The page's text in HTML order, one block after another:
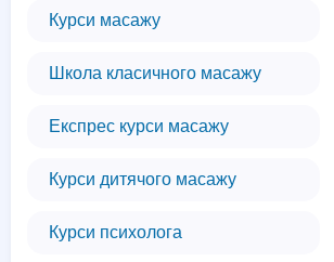
Курси масажу
Школа класичного масажу
Експрес курси масажу
Курси дитячого масажу
Курси психолога